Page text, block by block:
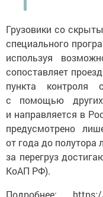
Грузовики со
специального
используя
сопоставляет
пункта контроля
с помощью
и направляется в
предусмотрено
от года до
за перегруз
КоАП РФ).
Подробнее: